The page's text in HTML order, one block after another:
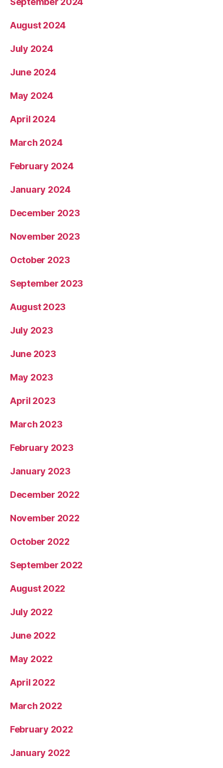
August 2024
July 2024
June 2024
May 2024
April 2024
March 2024
February 2024
January 2024
December 2023
November 2023
October 2023
September 2023
August 2023
July 2023
June 2023
May 2023
April 2023
March 2023
February 2023
January 2023
December 2022
November 2022
October 2022
September 2022
August 2022
July 2022
June 2022
May 2022
April 2022
March 2022
February 2022
January 2022